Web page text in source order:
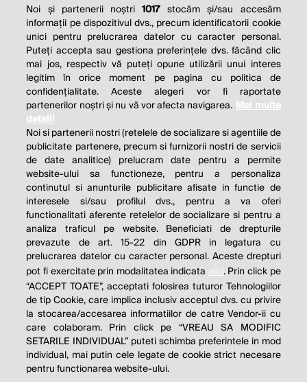
Noi și partenerii noștri1017 stocăm și/sau accesăm
informații pe dispozitivul dvs., precum identificatorii cookie
unici pentru prelucrarea datelor cu caracter personal.
Puteți accepta sau gestiona preferințele dvs. făcând clic
mai jos, respectiv vă puteți opune utilizării unui interes
legitim în orice moment pe pagina cu politica de
confidențialitate. Aceste alegeri vor fi raportate
partenerilor noștri și nu vă vor afecta navigarea. Mai multe
detalii
Noi si partenerii nostri (retelele de socializare si agentiile de
publicitate partenere, precum si furnizorii nostri de servicii
de date analitice) prelucram date pentru a permite
website-ului sa functioneze, pentru a personaliza
continutul si anunturile publicitare afisate in functie de
interesele si/sau profilul dvs., pentru a va oferi
functionalitati aferente retelelor de socializare si pentru a
analiza traficul pe website. Beneficiati de drepturile
prevazute de art. 15-22 din GDPR in legatura cu
prelucrarea datelor cu caracter personal. Aceste drepturi
pot fi exercitate prin modalitatea indicata aici. Prin click pe
“ACCEPT TOATE”, acceptati folosirea tuturor Tehnologiilor
de tip Cookie, care implica inclusiv acceptul dvs. cu privire
la stocarea/accesarea informatiilor de catre Vendor-ii cu
care colaboram. Prin click pe “VREAU SA MODIFIC
SETARILE INDIVIDUAL” puteti schimba preferintele in mod
individual, mai putin cele legate de cookie strict necesare
pentru functionarea website-ului.